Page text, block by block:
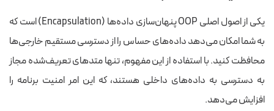
یکی از اصول اصلی OOP پنهان‌سازی داده‌ها (Encapsulation) است که
به شما امکان می‌دهد داده‌های حساس را از دسترسی مستقیم خارجی‌ها
محافظت کنید. با استفاده از این مفهوم، تنها متدهای تعریف‌شده مجاز
به دسترسی به داده‌های داخلی هستند، که این امر امنیت برنامه را
افزایش می‌دهد.